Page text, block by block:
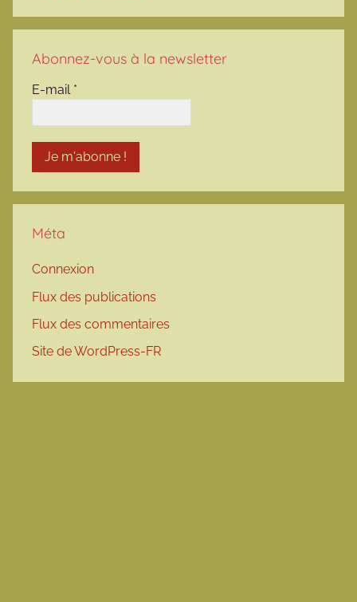
Abonnez-vous à la newsletter
E-mail *
Méta
Connexion
Flux des publications
Flux des commentaires
Site de WordPress-FR